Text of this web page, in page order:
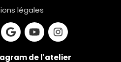
légales
de l'atelier